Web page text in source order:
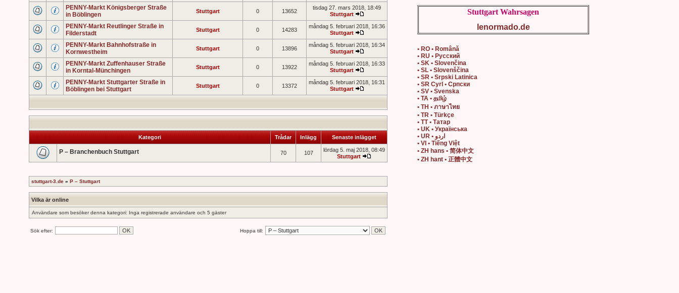
PENNY-Markt Königsberger Straße
in Böblingen
Stuttgart 0 13652
tisdag 27. mars 2018, 18:49
Stuttgart
PENNY-Markt Reutlinger Straße in
Filderstadt
Stuttgart 0 14283
måndag 5. februari 2018, 16:36
Stuttgart
PENNY-Markt Bahnhofstraße in
Kornwestheim
Stuttgart 0 13896
måndag 5. februari 2018, 16:34
Stuttgart
PENNY-Markt Zuffenhauser Straße
in Korntal-Münchingen
Stuttgart 0 13922
måndag 5. februari 2018, 16:33
Stuttgart
PENNY-Markt Stuttgarter Straße in
Böblingen bei Stuttgart
Stuttgart 0 13372
måndag 5. februari 2018, 16:31
Stuttgart
Kategori Trådar Inlägg Senaste inlägget
P – Branchenbuch Stuttgart 70 107
lördag 5. maj 2018, 08:49
Stuttgart
stuttgart-3.de » P – Stuttgart
Vilka är online
Användare som besöker denna kategori: Inga registrerade användare och 5 gäster
Sök efter: Hoppa till:
Stuttgart Wahrsagen
lenormado.de
• RO • Română
• RU • Русский
• SK • Slovenčina
• SL • Slovenščina
• SR • Srpski Latinica
• SR Cyrl • Српски
• SV • Svenska
• TA • தமிழ்
• TH • ภาษาไทย
• TR • Türkçe
• TT • Татар
• UK • Українська
• UR • اردو
• VI • Tiếng Việt
• ZH hans • 简体中文
• ZH hant • 正體中文